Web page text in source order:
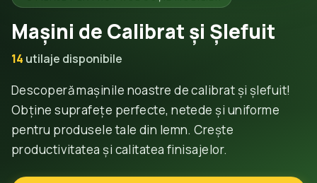
Mașini de Calibrat și Șlefuit
14 utilaje disponibile
Descoperă mașinile noastre de calibrat și șlefuit!
Obține suprafețe perfecte, netede și uniforme
pentru produsele tale din lemn. Crește
productivitatea și calitatea finisajelor.